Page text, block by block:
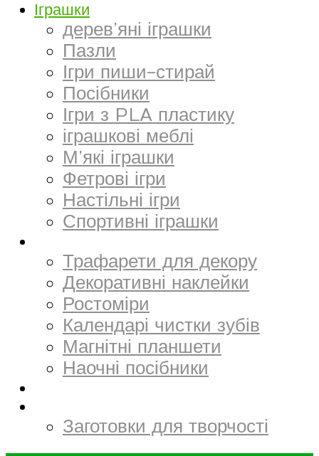
Іграшки
дерев’яні іграшки
Пазли
Ігри пиши-стирай
Посібники
Ігри з PLA пластику
іграшкові меблі
М’які іграшки
Фетрові ігри
Настільні ігри
Спортивні іграшки
Трафарети для декору
Декоративні наклейки
Ростоміри
Календарі чистки зубів
Магнітні планшети
Наочні посібники
Заготовки для творчості